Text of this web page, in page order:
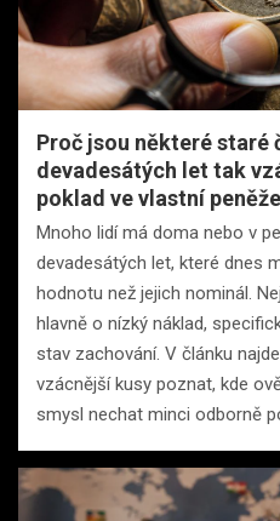
Proč jsou některé staré
devadesátých let tak
poklad ve vlastní
Mnoho lidí má doma nebo v
devadesátých let, které dnes
hodnotu než jejich nominál.
hlavně o nízký náklad,
stav zachování. V článku
vzácnější kusy poznat, kde
smysl nechat minci odborně